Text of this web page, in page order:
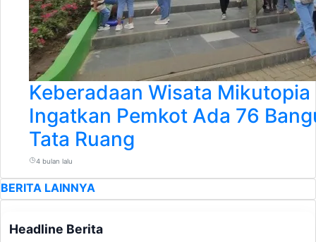
Keberadaan Wisata Mikutopia
Ingatkan Pemkot Ada 76
Tata Ruang
4 bulan lalu
BERITA LAINNYA
Headline Berita